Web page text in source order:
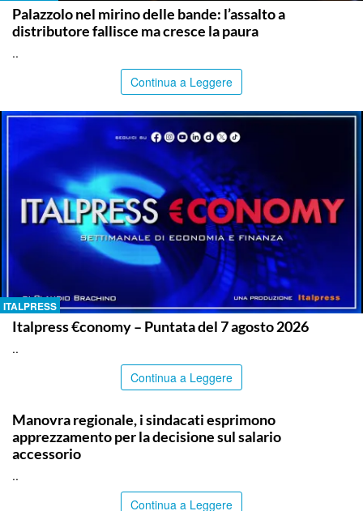
Palazzolo nel mirino delle bande: l’assalto a
distributore fallisce ma cresce la paura
..
Continua a Leggere
ITALPRESS
Italpress €conomy – Puntata del 7 agosto 2026
..
Continua a Leggere
Manovra regionale, i sindacati esprimono
apprezzamento per la decisione sul salario
accessorio
..
Continua a Leggere